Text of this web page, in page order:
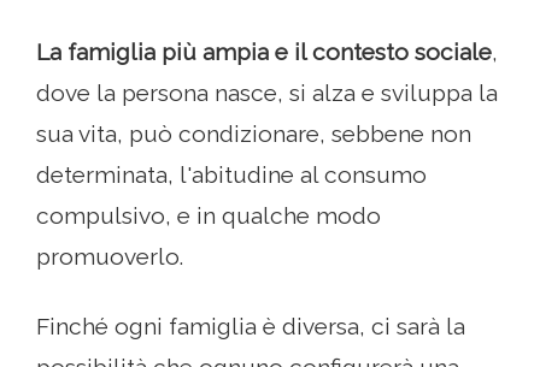
La famiglia più ampia e il contesto sociale,
dove la persona nasce, si alza e sviluppa la
sua vita, può condizionare, sebbene non
determinata, l'abitudine al consumo
compulsivo, e in qualche modo
promuoverlo.
Finché ogni famiglia è diversa, ci sarà la